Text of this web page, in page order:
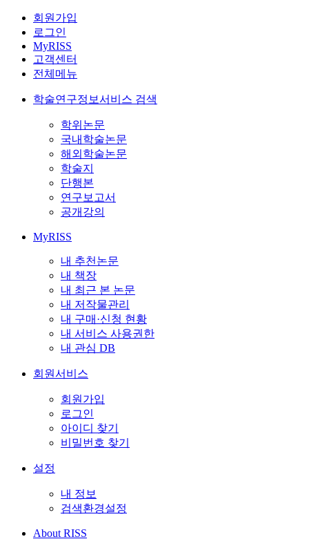
회원가입
로그인
MyRISS
고객센터
전체메뉴
학술연구정보서비스 검색
학위논문
국내학술논문
해외학술논문
학술지
단행본
연구보고서
공개강의
MyRISS
내 추천논문
내 책장
내 최근 본 논문
내 저작물관리
내 구매·신청 현황
내 서비스 사용권한
내 관심 DB
회원서비스
회원가입
로그인
아이디 찾기
비밀번호 찾기
설정
내 정보
검색환경설정
About RISS